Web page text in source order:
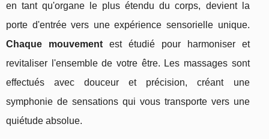
en tant qu'organe le plus étendu du corps, devient la
porte d'entrée vers une expérience sensorielle unique.
Chaque mouvementest étudié pour harmoniser et
revitaliser l'ensemble de votre être. Les massages sont
effectués avec douceur et précision, créant une
symphonie de sensations qui vous transporte vers une
quiétude absolue.